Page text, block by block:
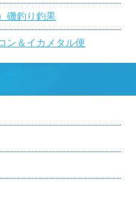
磯釣り釣果
＆イカメタル便